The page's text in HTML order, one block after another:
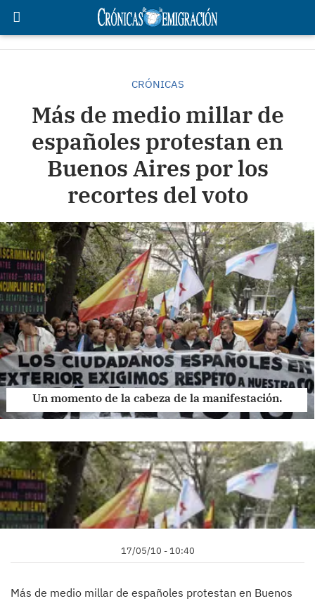
CRÓNICAS
Más de medio millar de
españoles protestan en
Buenos Aires por los
recortes del voto
Un momento de la cabeza de la manifestación.
17/05/10 - 10:40
Más de medio millar de españoles protestan en Buenos